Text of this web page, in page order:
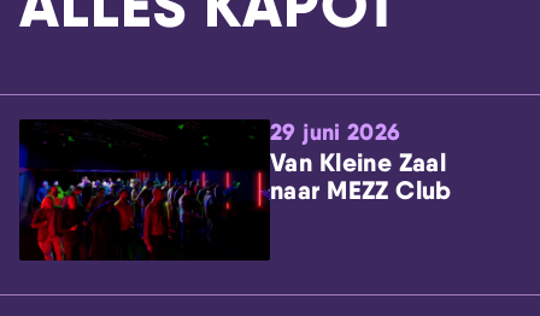
Skip navigatie
29 juni 2026
Van Kleine Zaal
naar MEZZ Club